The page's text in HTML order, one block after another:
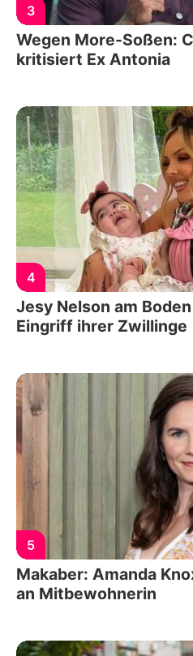
3
Wegen More-Soßen:
kritisiert Ex Antonia
4
Jesy Nelson am
Eingriff ihrer Zwillinge
5
Makaber: Amanda
an Mitbewohnerin